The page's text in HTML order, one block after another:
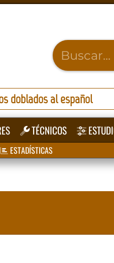
doblados al español
TÉCNICOS
ESTADÍSTICAS